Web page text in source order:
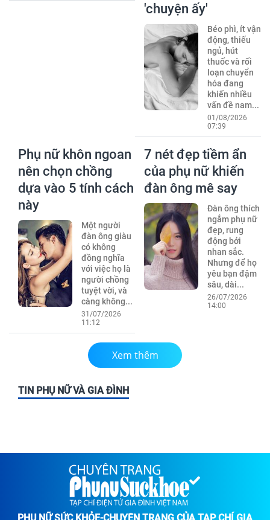
'chuyện ấy'
Béo phì, ít vận
động, thiếu
ngủ, hút
thuốc và rối
loạn chuyển
hóa đang
khiến nhiều
vấn đề nam...
01/08/2026
07:39
Phụ nữ khôn ngoan
nên chọn chồng
dựa vào 5 tính cách
này
Một người
đàn ông giàu
có không
đồng nghĩa
với việc họ là
người chồng
tuyệt vời, và
càng không...
31/07/2026
11:12
7 nét đẹp tiềm ẩn
của phụ nữ khiến
đàn ông mê say
Đàn ông thích
ngắm phụ nữ
đẹp, rung
động bởi
nhan sắc.
Nhưng để họ
yêu bạn đậm
sâu, dài...
26/07/2026
14:00
Xem thêm
TIN PHỤ NỮ VÀ GIA ĐÌNH
PHỤ NỮ SỨC KHỎE-CHUYÊN TRANG CỦA TẠP CHÍ GIA